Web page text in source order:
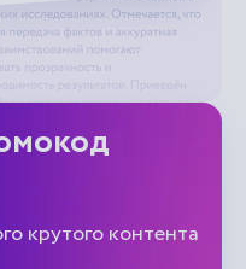
крутого контента